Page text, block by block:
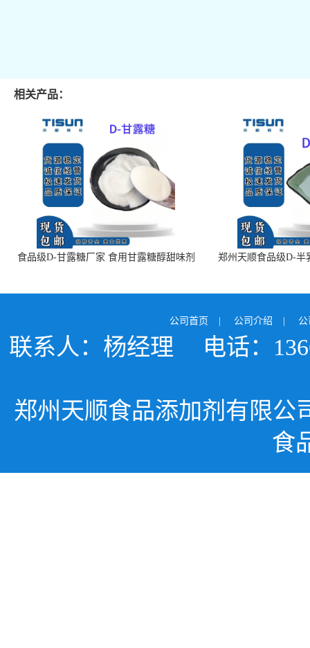
相关产品：
食品级D-甘露糖厂家 食用甘露糖醇甜味剂
郑州天顺食品级D-半
公司首页 | 公司介绍 |
联系人：杨经理 电话：
郑州天顺食品添加剂有限公
食